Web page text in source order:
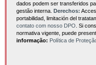
dados podem ser transferidos
gestão interna. Derechos:
portabilidad, limitación del
contato com nosso DPO . Si
normativa vigente, puede
informação: Política de